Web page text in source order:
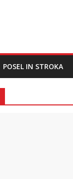
POSEL IN STROKA